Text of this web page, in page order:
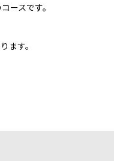
ースです。
ます。